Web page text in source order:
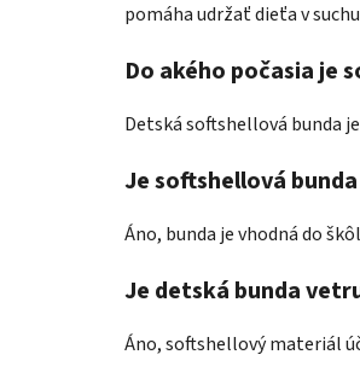
pomáha udržať dieťa v
Do akého počasia je
Detská softshellová bunda
Je softshellová
Áno, bunda je vhodná do
Je detská bunda
Áno, softshellový materiál